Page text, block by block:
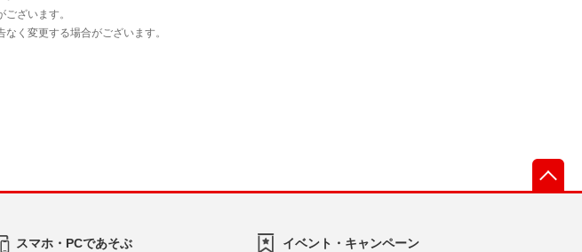
スマホ・PCであそぶ イベント・キャンペーン